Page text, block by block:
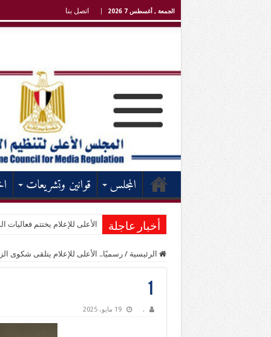
الجمعة , أغسطس 7 2026 اتصل بنا
المجلس قوانين وتشريعات
أخبار عاجلة الأعلى للإعلام يختتم فعاليات
الرئيسية / رسميًا.. الأعلى للإعلام يتلقى شكوى
1
. 19 مايو، 2025